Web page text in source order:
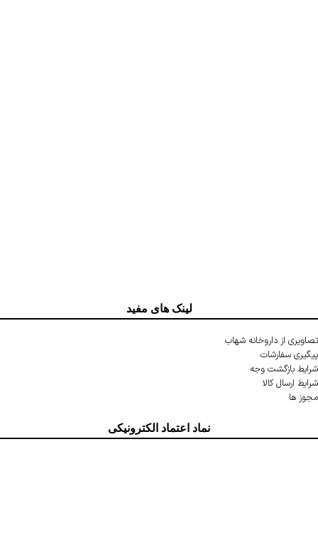
لینک های مفید
تصاویری از داروخانه شهاب
پیگیری سفارشات
شرایط بازگشت وجه
شرایط ارسال کالا
مجوز ها
نماد اعتماد الکترونیکی